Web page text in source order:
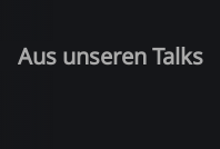
Aus unseren Talks